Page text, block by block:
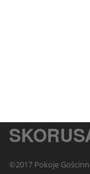
©2017 Pokoje